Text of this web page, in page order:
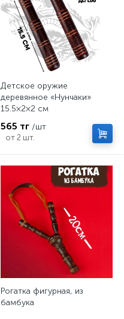
Детское оружие
деревянное «Нунчаки»
15.5×2×2 см
565 тг /шт
от 2 шт.
Рогатка фигурная, из
бамбука